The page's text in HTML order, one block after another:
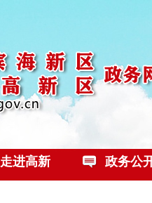
走进高新 政务公